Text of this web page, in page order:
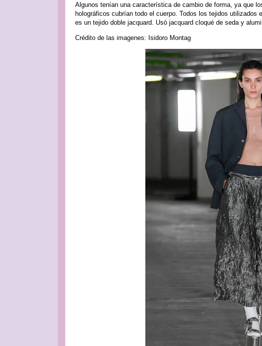
Algunos tenían una característica de cambio de forma, ya que
holográficos cubrían todo el cuerpo. Todos los tejidos utilizados
es un tejido doble jacquard. Usó jacquard cloqué de seda y
Crédito de las imagenes: Isidoro Montag